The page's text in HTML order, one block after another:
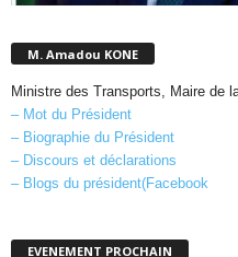
M. Amadou KONE
Ministre des Transports, Maire de
– Mot du Président
– Biographie du Président
– Discours et déclarations
– Blogs du président(Facebook
EVENEMENT PROCHAIN